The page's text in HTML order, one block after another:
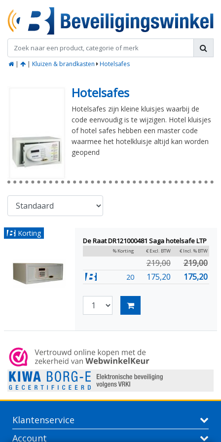
| | Kluizen & brandkasten Hotelsafes
Hotelsafes
Hotelsafes zijn kleine kluisjes waarbij de
code eenvoudig is te wijzigen. Hotel kluisjes
of hotel safes hebben een master code
waarmee het hotelkluisje altijd kan worden
geopend
Korting
De Raat DR121000481 Saga hotelsafe LTP
% Korting € Excl. BTW € Incl. % BTW
219,00 219,00
20 175,20 175,20
Klantenservice
Account